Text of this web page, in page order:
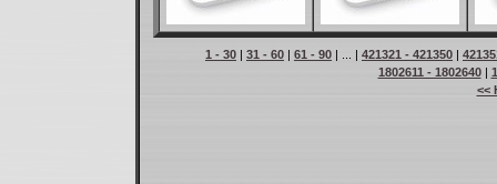
1 - 30 | 31 - 60 | 61 - 90 | ... | 421321 - 421350 |
1802611 - 1802640|
<<